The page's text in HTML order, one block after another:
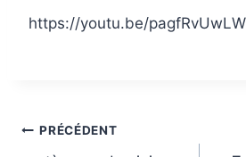
https://youtu.be/
Navigation
PRÉCÉDENT